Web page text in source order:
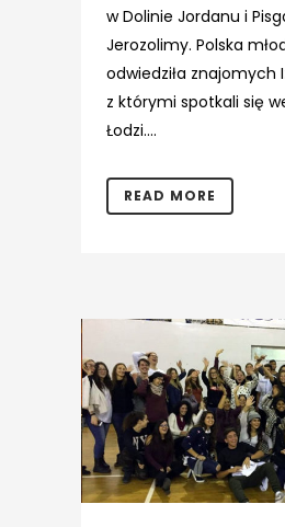
w Dolinie Jordanu i
Jerozolimy. Polska
odwiedziła znajomych
z którymi spotkali się
Łodzi....
READ MORE